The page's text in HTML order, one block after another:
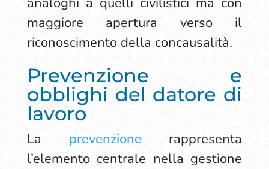
maggiore apertura verso il
riconoscimento della concausalità.
Prevenzione e
obblighi del datore di
lavoro
La prevenzione rappresenta
l’elemento centrale nella gestione